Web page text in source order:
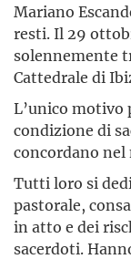
Mariano
resti. Il 29
solennemente
Cattedrale di
L’unico motivo
condizione di
concordano nel
Tutti loro si
pastorale,
in atto e dei
sacerdoti.